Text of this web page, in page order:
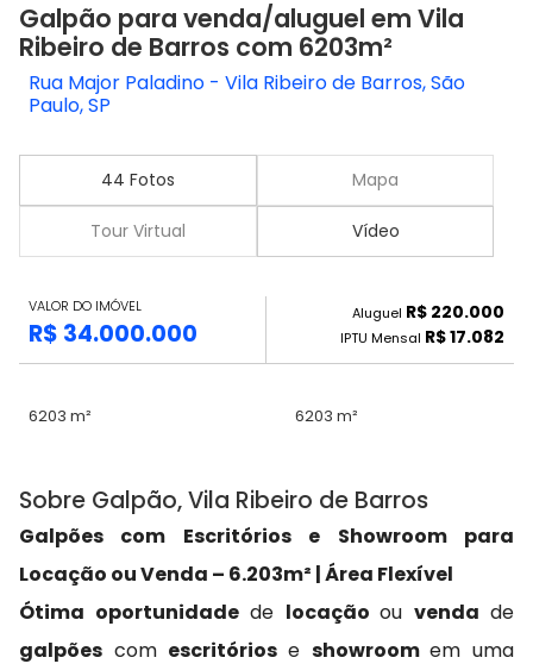
Galpão para venda/aluguel em Vila
Ribeiro de Barros com 6203m²
Rua Major Paladino - Vila Ribeiro de Barros, São
Paulo, SP
44 Fotos Mapa
Tour Virtual Vídeo
VALOR DO IMÓVEL
R$ 34.000.000
Aluguel R$ 220.000
IPTU Mensal R$ 17.082
6203 m² 6203 m²
Sobre Galpão, Vila Ribeiro de Barros
Galpões com Escritórios e Showroom para
Locação ou Venda – 6.203m² | Área Flexível
Ótima oportunidade de locaçãoouvendade
galpões com escritóriose showroomem uma